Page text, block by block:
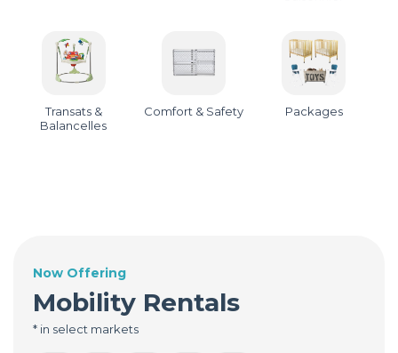
Transats &
Balancelles
Comfort & Safety Packages
Now Offering
Mobility Rentals
* in select markets